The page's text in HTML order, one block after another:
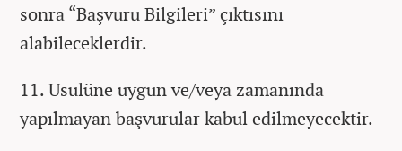
sonra “Başvuru Bilgileri” çıktısını
alabileceklerdir.
11. Usulüne uygun ve/veya zamanında
yapılmayan başvurular kabul edilmeyecektir.